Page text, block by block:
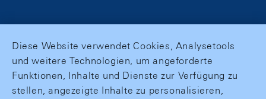
Diese Website verwendet Cookies, Analysetools
und weitere Technologien, um angeforderte
Funktionen, Inhalte und Dienste zur Verfügung zu
stellen, angezeigte Inhalte zu personalisieren,